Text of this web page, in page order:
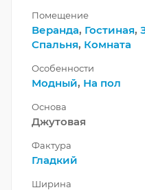
Помещение
Веранда, Гостиная,
Спальня, Комната
Особенности
Модный, На пол
Основа
Джутовая
Фактура
Гладкий
Ширина